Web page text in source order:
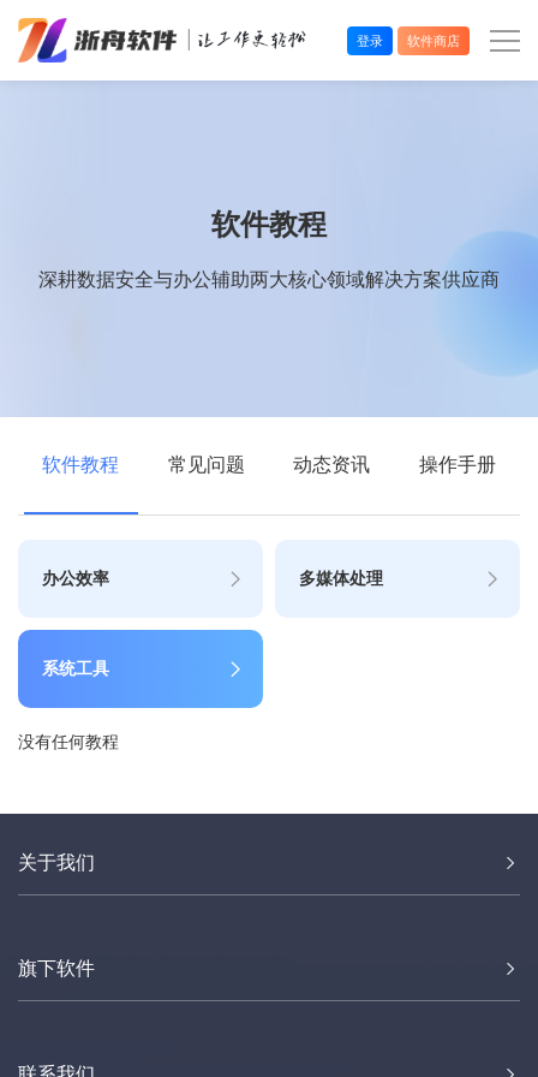
登录 软件商店
软件教程
深耕数据安全与办公辅助两大核心领域解决方案供应商
软件教程 常见问题 动态资讯 操作手册
办公效率 多媒体处理
系统工具
没有任何教程
关于我们
旗下软件